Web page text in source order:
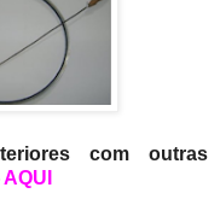
com outras
AQUI